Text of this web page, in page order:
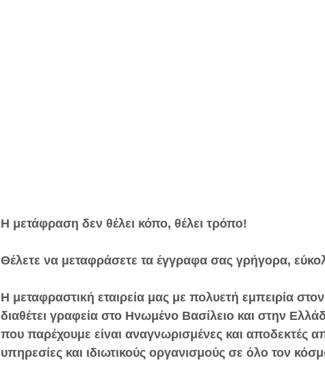
Η μετάφραση δεν θέλει κόπο, θέλει τρόπο!
Θέλετε να μεταφράσετε τα έγγραφα σας γρήγορα,
Η μεταφραστική εταιρεία μας με πολυετή εμπειρία
διαθέτει γραφεία στο Ηνωμένο Βασίλειο και στην
που παρέχουμε είναι αναγνωρισμένες και αποδεκτές
υπηρεσίες και ιδιωτικούς οργανισμούς σε όλο τον